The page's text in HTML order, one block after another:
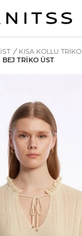
/ KISA KOLLU TRIKO
TRIKO ÜST